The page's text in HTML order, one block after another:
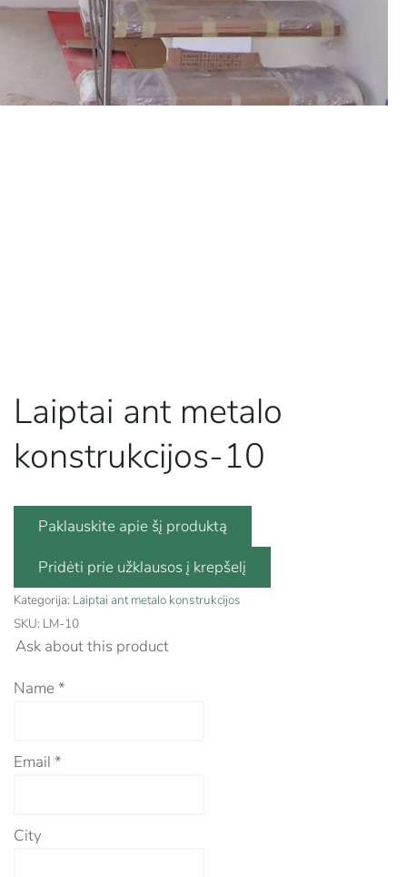
Laiptai ant metalo
konstrukcijos-10
Paklauskite apie šį produktą
Kategorija: Laiptai ant metalo konstrukcijos
SKU: LM-10
Ask about this product
Name *
Email *
City